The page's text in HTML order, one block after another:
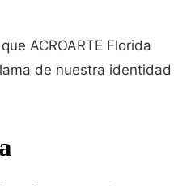
ACROARTE Florida
de nuestra identidad